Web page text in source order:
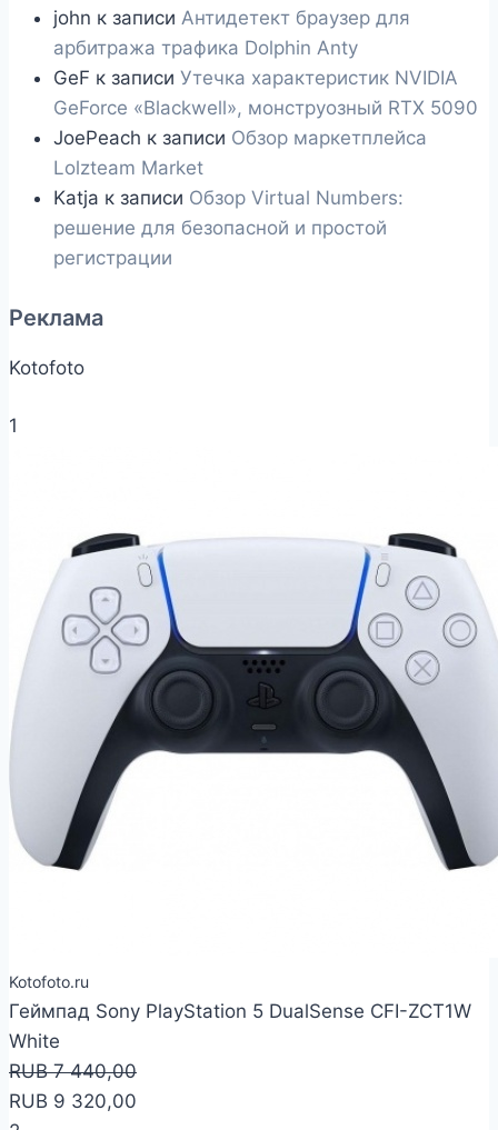
john к записи Антидетект браузер для
арбитража трафика Dolphin Anty
GeF к записи Утечка характеристик NVIDIA
GeForce «Blackwell», монструозный RTX 5090
JoePeach к записи Обзор маркетплейса
Lolzteam Market
Katja к записи Обзор Virtual Numbers:
решение для безопасной и простой
регистрации
Реклама
Kotofoto
1
Kotofoto.ru
Геймпад Sony PlayStation 5 DualSense CFI-ZCT1W
White
RUB 7 440,00
RUB 9 320,00